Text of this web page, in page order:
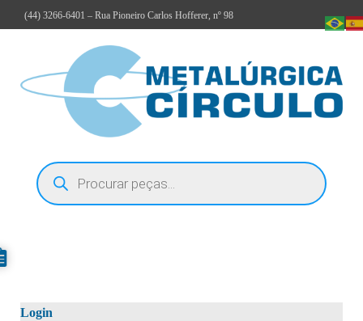
(44) 3266-6401 – Rua Pioneiro Carlos Hofferer, nº 98
Login